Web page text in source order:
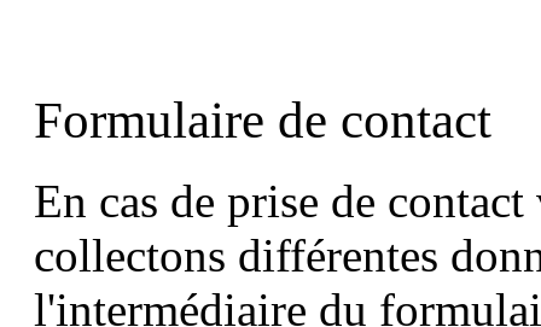
Formulaire de contact
En cas de prise de
collectons différentes
l'intermédiaire du